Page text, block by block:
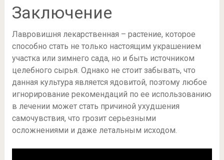
Заключение
Лавровишня лекарственная – растение, которое
способно стать не только настоящим украшением
участка или зимнего сада, но и быть источником
целебного сырья. Однако не стоит забывать, что
данная культура является ядовитой, поэтому любое
игнорирование рекомендаций по ее использованию
в лечении может стать причиной ухудшения
самочувствия, что грозит серьезными
осложнениями и даже летальным исходом.